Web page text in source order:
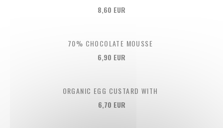
8,60 EUR
70% CHOCOLATE MOUSSE
6,90 EUR
ORGANIC EGG CUSTARD WITH
6,70 EUR